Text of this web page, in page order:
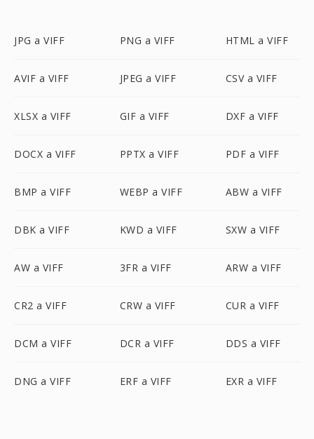
JPG a VIFF PNG a VIFF HTML a VIFF
AVIF a VIFF JPEG a VIFF CSV a VIFF
XLSX a VIFF GIF a VIFF DXF a VIFF
DOCX a VIFF PPTX a VIFF PDF a VIFF
BMP a VIFF WEBP a VIFF ABW a VIFF
DBK a VIFF KWD a VIFF SXW a VIFF
AW a VIFF 3FR a VIFF ARW a VIFF
CR2 a VIFF CRW a VIFF CUR a VIFF
DCM a VIFF DCR a VIFF DDS a VIFF
DNG a VIFF ERF a VIFF EXR a VIFF